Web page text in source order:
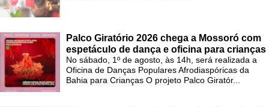
Palco Giratório 2026 chega a Mossoró com
espetáculo de dança e oficina para crianças
No sábado, 1º de agosto, às 14h, será realizada a
Oficina de Danças Populares Afrodiaspóricas da
Bahia para Crianças O projeto Palco Giratór...